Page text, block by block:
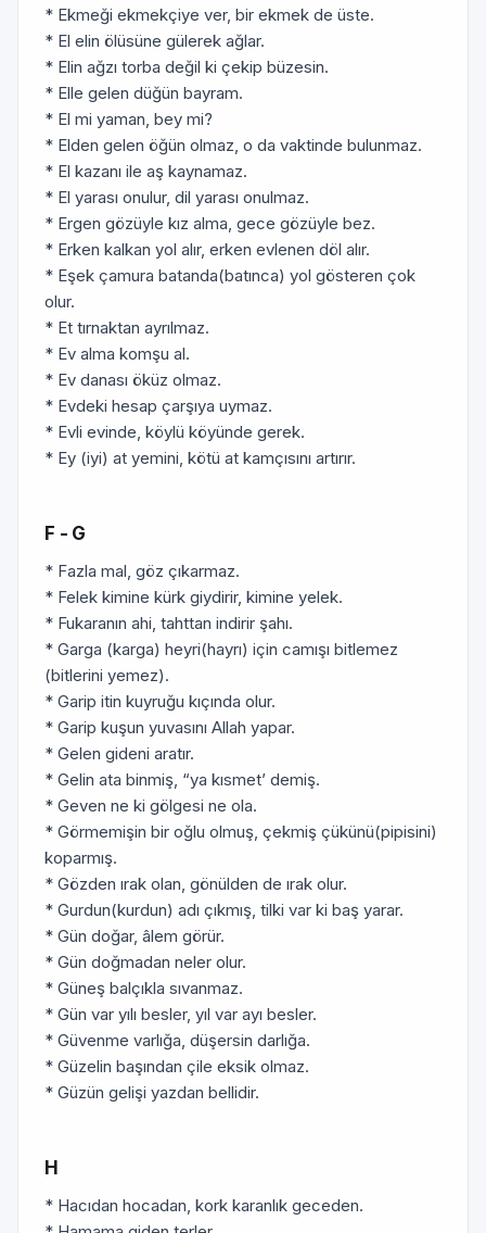
* Ekmeği ekmekçiye ver, bir ekmek de üste.
* El elin ölüsüne gülerek ağlar.
* Elin ağzı torba değil ki çekip büzesin.
* Elle gelen düğün bayram.
* El mi yaman, bey mi?
* Elden gelen öğün olmaz, o da vaktinde bulunmaz.
* El kazanı ile aş kaynamaz.
* El yarası onulur, dil yarası onulmaz.
* Ergen gözüyle kız alma, gece gözüyle bez.
* Erken kalkan yol alır, erken evlenen döl alır.
* Eşek çamura batanda(batınca) yol gösteren çok
olur.
* Et tırnaktan ayrılmaz.
* Ev alma komşu al.
* Ev danası öküz olmaz.
* Evdeki hesap çarşıya uymaz.
* Evli evinde, köylü köyünde gerek.
* Ey (iyi) at yemini, kötü at kamçısını artırır.
F - G
* Fazla mal, göz çıkarmaz.
* Felek kimine kürk giydirir, kimine yelek.
* Fukaranın ahi, tahttan indirir şahı.
* Garga (karga) heyri(hayrı) için camışı bitlemez
(bitlerini yemez).
* Garip itin kuyruğu kıçında olur.
* Garip kuşun yuvasını Allah yapar.
* Gelen gideni aratır.
* Gelin ata binmiş, “ya kısmet’ demiş.
* Geven ne ki gölgesi ne ola.
* Görmemişin bir oğlu olmuş, çekmiş çükünü(pipisini)
koparmış.
* Gözden ırak olan, gönülden de ırak olur.
* Gurdun(kurdun) adı çıkmış, tilki var ki baş yarar.
* Gün doğar, âlem görür.
* Gün doğmadan neler olur.
* Güneş balçıkla sıvanmaz.
* Gün var yılı besler, yıl var ayı besler.
* Güvenme varlığa, düşersin darlığa.
* Güzelin başından çile eksik olmaz.
* Güzün gelişi yazdan bellidir.
H
* Hacıdan hocadan, kork karanlık geceden.